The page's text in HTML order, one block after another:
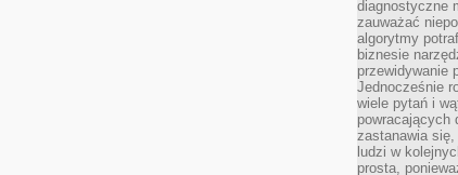
diagnostyczne
zauważać
algorytmy
biznesie
przewidywanie
Jednocześnie
wiele pytań i
powracających
zastanawia
ludzi w
prosta,